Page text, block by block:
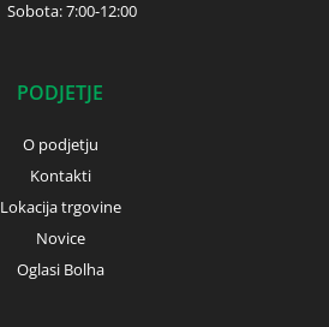
Sobota: 7:00-12:00
PODJETJE
O podjetju
Kontakti
Lokacija trgovine
Novice
Oglasi Bolha